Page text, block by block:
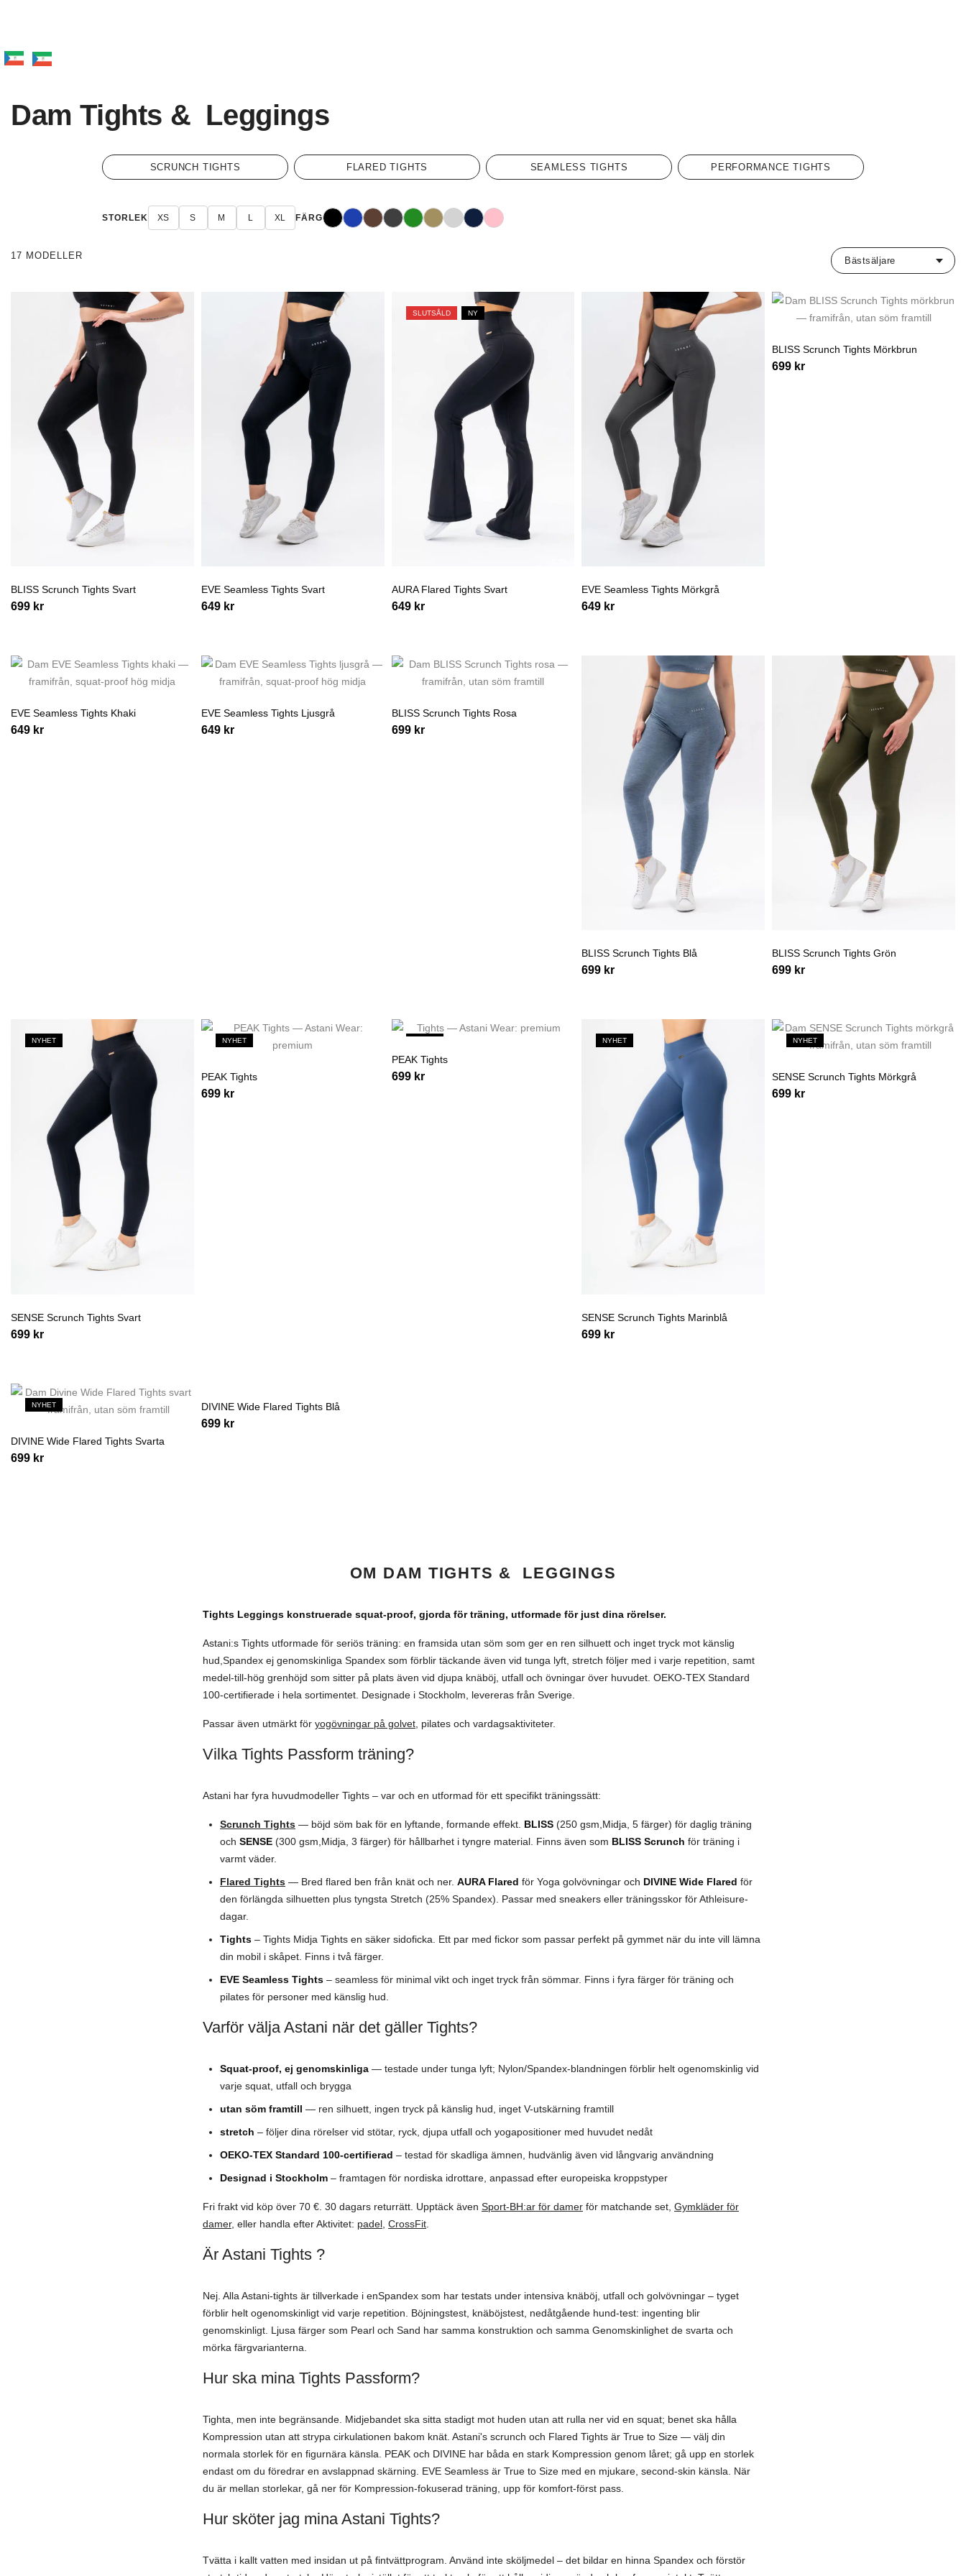
Dam Tights & Leggings
SCRUNCH TIGHTS FLARED TIGHTS SEAMLESS TIGHTS PERFORMANCE TIGHTS
STORLEK XS S M L XL FÄRGSvartBlå Mörkbrun
Mörkgrå
GrönKhakiLjusgråMarinblå
Rosa
17 MODELLER
BLISS Scrunch Tights Svart
699 kr
EVE Seamless Tights Svart
649 kr
SLUTSÅLD NY
AURA Flared Tights Svart
649 kr
EVE Seamless Tights Mörkgrå
649 kr
BLISS Scrunch Tights Mörkbrun
699 kr
EVE Seamless Tights Khaki
649 kr
EVE Seamless Tights Ljusgrå
649 kr
BLISS Scrunch Tights Rosa
699 kr
BLISS Scrunch Tights Blå
699 kr
BLISS Scrunch Tights Grön
699 kr
NYHET
SENSE Scrunch Tights Svart
699 kr
NYHET
PEAK Tights
699 kr
PEAK Tights
699 kr
NYHET
SENSE Scrunch Tights Marinblå
699 kr
NYHET
SENSE Scrunch Tights Mörkgrå
699 kr
NYHET
DIVINE Wide Flared Tights Svarta
699 kr
NYHET
DIVINE Wide Flared Tights Blå
699 kr
OM DAM TIGHTS & LEGGINGS
Tights Leggings konstruerade squat-proof, gjorda för träning, utformade för just dina rörelser.
Astani:s Tights utformade för seriös träning: en framsida utan söm som ger en ren silhuett och inget tryck mot känslig
hud,Spandex ej genomskinliga Spandex som förblir täckande även vid tunga lyft, stretch följer med i varje repetition, samt
medel-till-hög grenhöjd som sitter på plats även vid djupa knäböj, utfall och övningar över huvudet. OEKO-TEX Standard
100-certifierade i hela sortimentet. Designade i Stockholm, levereras från Sverige.
Passar även utmärkt för yogövningar på golvet , pilates och vardagsaktiviteter.
Vilka Tights Passform träning?
Astani har fyra huvudmodeller Tights – var och en utformad för ett specifikt träningssätt:
Scrunch Tights — böjd söm bak för en lyftande, formande effekt. BLISS (250 gsm,Midja, 5 färger) för daglig träning
och SENSE (300 gsm,Midja, 3 färger) för hållbarhet i tyngre material. Finns även som BLISS Scrunch för träning i
varmt väder.
Flared Tights — Bred flared ben från knät och ner. AURA Flared för Yoga golvövningar och DIVINE Wide Flared för
den förlängda silhuetten plus tyngsta Stretch (25% Spandex). Passar med sneakers eller träningsskor för Athleisure-
dagar.
Tights – Tights Midja Tights en säker sidoficka. Ett par med fickor som passar perfekt på gymmet när du inte vill lämna
din mobil i skåpet. Finns i två färger.
EVE Seamless Tights – seamless för minimal vikt och inget tryck från sömmar. Finns i fyra färger för träning och
pilates för personer med känslig hud.
Varför välja Astani när det gäller Tights?
Squat-proof, ej genomskinliga — testade under tunga lyft; Nylon/Spandex-blandningen förblir helt ogenomskinlig vid
varje squat, utfall och brygga
utan söm framtill — ren silhuett, ingen tryck på känslig hud, inget V-utskärning framtill
stretch – följer dina rörelser vid stötar, ryck, djupa utfall och yogapositioner med huvudet nedåt
OEKO-TEX Standard 100-certifierad – testad för skadliga ämnen, hudvänlig även vid långvarig användning
Designad i Stockholm – framtagen för nordiska idrottare, anpassad efter europeiska kroppstyper
Fri frakt vid köp över 70 €. 30 dagars returrätt. Upptäck även Sport-BH:ar för damer för matchande set, Gymkläder för
damer, eller handla efter Aktivitet: padel CrossFit
Är Astani Tights ?
Nej. Alla Astani-tights är tillverkade i enSpandex som har testats under intensiva knäböj, utfall och golvövningar – tyget
förblir helt ogenomskinligt vid varje repetition. Böjningstest, knäböjstest, nedåtgående hund-test: ingenting blir
genomskinligt. Ljusa färger som Pearl och Sand har samma konstruktion och samma Genomskinlighet de svarta och
mörka färgvarianterna.
Hur ska mina Tights Passform?
Tighta, men inte begränsande. Midjebandet ska sitta stadigt mot huden utan att rulla ner vid en squat; benet ska hålla
Kompression utan att strypa cirkulationen bakom knät. Astani's scrunch och Flared Tights är True to Size — välj din
normala storlek för en figurnära känsla. PEAK och DIVINE har båda en stark Kompression genom låret; gå upp en storlek
endast om du föredrar en avslappnad skärning. EVE Seamless är True to Size med en mjukare, second-skin känsla. När
du är mellan storlekar, gå ner för Kompression-fokuserad träning, upp för komfort-först pass.
Hur sköter jag mina Astani Tights?
Tvätta i kallt vatten med insidan ut på fintvättprogram. Använd inte sköljmedel – det bildar en hinna Spandex och förstör